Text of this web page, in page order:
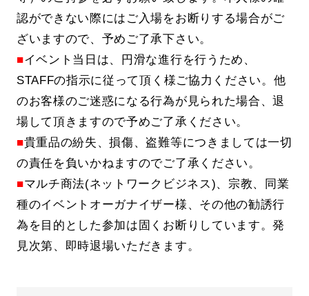
認ができない際にはご入場をお断りする場合がご
ざいますので、予めご了承下さい。
■イベント当日は、円滑な進行を行うため、
STAFFの指示に従って頂く様ご協力ください。他
のお客様のご迷惑になる行為が見られた場合、退
場して頂きますので予めご了承ください。
■貴重品の紛失、損傷、盗難等につきましては一切
の責任を負いかねますのでご了承ください。
■マルチ商法(ネットワークビジネス)、宗教、同業
種のイベントオーガナイザー様、その他の勧誘行
為を目的とした参加は固くお断りしています。発
見次第、即時退場いただきます。